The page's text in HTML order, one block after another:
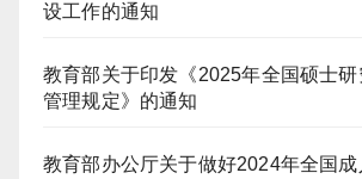
设工作的通知
教育部关于印发《2025年全国硕士
管理规定》的通知
教育部办公厅关于做好2024年全国成